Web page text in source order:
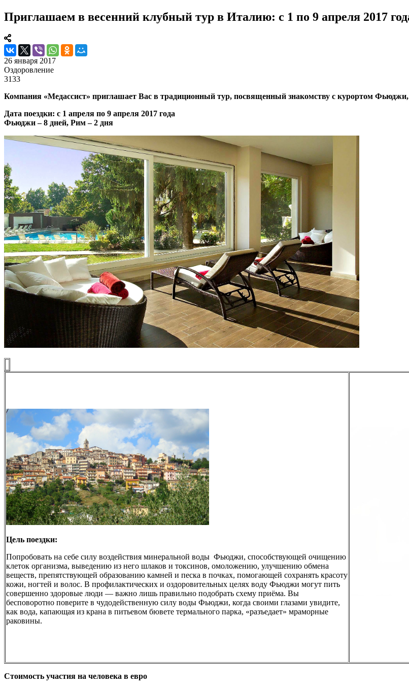
Приглашаем в весенний клубный тур в Италию: с 1 по 9 апреля 2017
26 января 2017
Оздоровление
3133
Компания «Медассист» приглашает Вас в традиционный тур, посвященный знакомству с курортом Фьюджи,
Дата поездки: с 1 апреля по 9 апреля 2017 года
Фьюджи – 8 дней, Рим – 2 дня
Цель поездки:
Попробовать на себе силу воздействия минеральной воды Фьюджи, способствующей очищению
клеток организма, выведению из него шлаков и токсинов, омоложению, улучшению обмена
веществ, препятствующей образованию камней и песка в почках, помогающей сохранять красоту
кожи, ногтей и волос. В профилактических и оздоровительных целях воду Фьюджи могут пить
совершенно здоровые люди — важно лишь правильно подобрать схему приёма. Вы
бесповоротно поверите в чудодейственную силу воды Фьюджи, когда своими глазами увидите,
как вода, капающая из крана в питьевом бювете термального парка, «разъедает» мраморные
раковины.
Стоимость участия на человека в евро